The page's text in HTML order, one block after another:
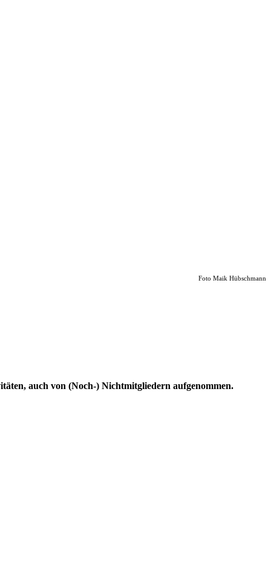
Foto Maik Hübschmann
auch von (Noch-) Nichtmitgliedern aufgenommen.